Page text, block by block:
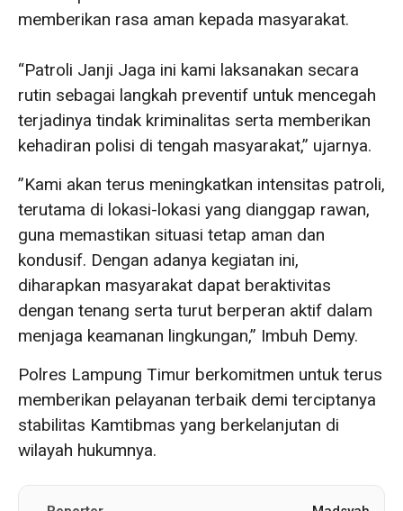
memberikan rasa aman kepada masyarakat.
‎“Patroli Janji Jaga ini kami laksanakan secara
rutin sebagai langkah preventif untuk mencegah
terjadinya tindak kriminalitas serta memberikan
kehadiran polisi di tengah masyarakat,” ujarnya.
‎”Kami akan terus meningkatkan intensitas patroli,
terutama di lokasi-lokasi yang dianggap rawan,
guna memastikan situasi tetap aman dan
kondusif. Dengan adanya kegiatan ini,
diharapkan masyarakat dapat beraktivitas
dengan tenang serta turut berperan aktif dalam
menjaga keamanan lingkungan,” Imbuh Demy.
Polres Lampung Timur berkomitmen untuk terus
memberikan pelayanan terbaik demi terciptanya
stabilitas Kamtibmas yang berkelanjutan di
wilayah hukumnya.